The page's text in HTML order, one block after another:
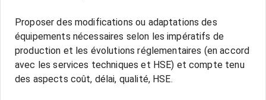
Proposer des modifications ou adaptations des
équipements nécessaires selon les impératifs de
production et les évolutions réglementaires (en accord
avec les services techniques et HSE) et compte tenu
des aspects coût, délai, qualité, HSE.